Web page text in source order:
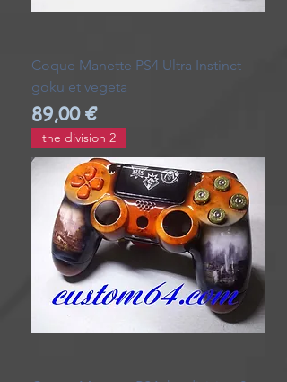
Coque Manette PS4 Ultra Instinct
goku et vegeta
Prix
89,00 €
the division 2